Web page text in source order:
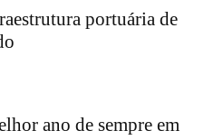
portuária de
ano de sempre em